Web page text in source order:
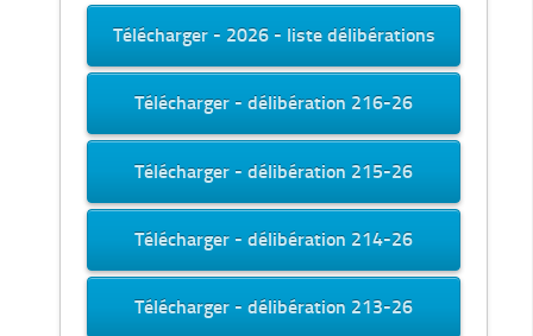
Télécharger - 2026 - liste délibérations
Télécharger - délibération 216-26
Télécharger - délibération 215-26
Télécharger - délibération 214-26
Télécharger - délibération 213-26